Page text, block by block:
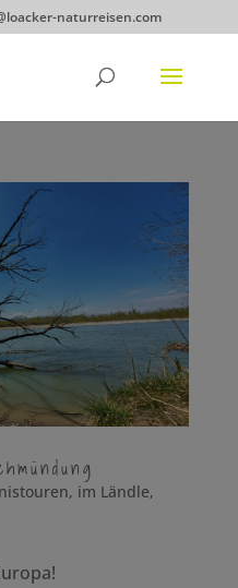
naturreisen.com
, im Ländle,